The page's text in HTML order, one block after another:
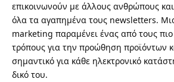
επικοινωνούν με άλλους ανθρώπους
όλα τα αγαπημένα τους newsletters.
marketing παραμένει ένας από τους
τρόπους για την προώθηση προϊόντων
σημαντικό για κάθε ηλεκτρονικό
δικό του.